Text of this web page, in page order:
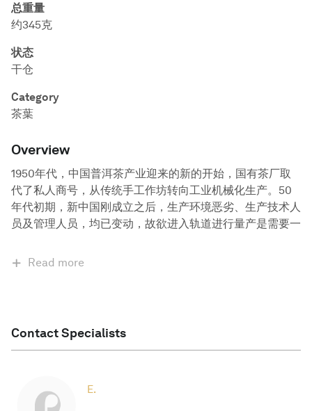
总重量
约345克
状态
干仓
Category
茶葉
Overview
1950年代，中国普洱茶产业迎来的新的开始，国有茶厂取
代了私人商号，从传统手工作坊转向工业机械化生产。50
年代初期，新中国刚成立之后，生产环境恶劣、生产技术人
员及管理人员，均已变动，故欲进入轨道进行量产是需要一
Read more
Contact Specialists
E.